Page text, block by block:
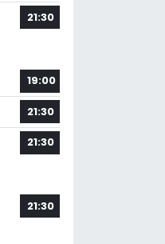
21:30
19:00
21:30
21:30
21:30